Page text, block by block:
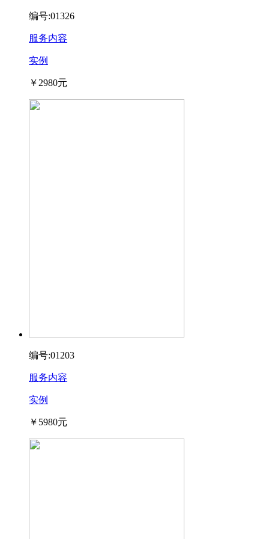
编号:01326
服务内容
实例
￥2980元
编号:01203
服务内容
实例
￥5980元